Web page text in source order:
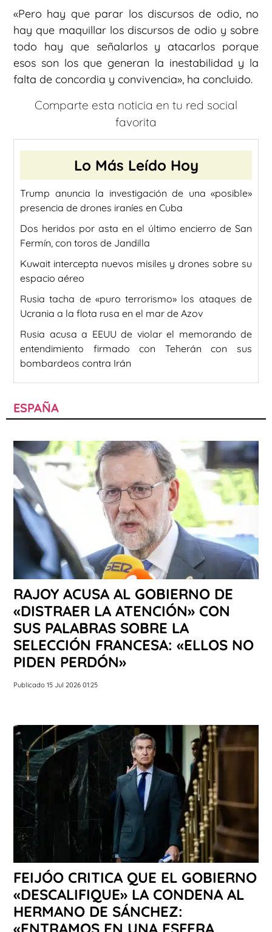
«Pero hay que parar los discursos de odio, no
hay que maquillar los discursos de odio y sobre
todo hay que señalarlos y atacarlos porque
esos son los que generan la inestabilidad y la
falta de concordia y convivencia», ha concluido.
Comparte esta noticia en tu red social
favorita
Lo Más Leído Hoy
Trump anuncia la investigación de una «posible»
presencia de drones iraníes en Cuba
Dos heridos por asta en el último encierro de San
Fermín, con toros de Jandilla
Kuwait intercepta nuevos misiles y drones sobre su
espacio aéreo
Rusia tacha de «puro terrorismo» los ataques de
Ucrania a la flota rusa en el mar de Azov
Rusia acusa a EEUU de violar el memorando de
entendimiento firmado con Teherán con sus
bombardeos contra Irán
ESPAÑA
RAJOY ACUSA AL GOBIERNO DE
«DISTRAER LA ATENCIÓN» CON
SUS PALABRAS SOBRE LA
SELECCIÓN FRANCESA: «ELLOS NO
PIDEN PERDÓN»
Publicado 15 Jul 2026 01:25
FEIJÓO CRITICA QUE EL GOBIERNO
«DESCALIFIQUE» LA CONDENA AL
HERMANO DE SÁNCHEZ:
«ENTRAMOS EN UNA ESFERA